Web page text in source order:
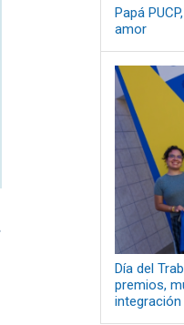
Papá
amor
Día del
premios,
integración